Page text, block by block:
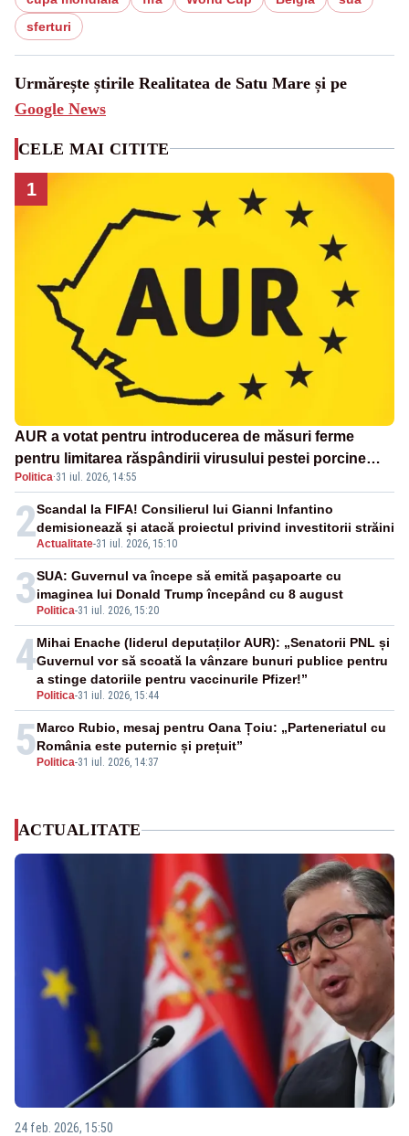
sferturi
Urmărește știrile Realitatea de Satu Mare și pe
Google News
CELE MAI CITITE
1
AUR a votat pentru introducerea de măsuri ferme
pentru limitarea răspândirii virusului pestei porcine
africane
Politica·31 iul. 2026, 14:55
2Actualitate-31 iul. 2026, 15:10
Scandal la FIFA! Consilierul lui Gianni Infantino
demisionează și atacă proiectul privind investitorii străini
3 Politica-31 iul. 2026, 15:20
SUA: Guvernul va începe să emită paşapoarte cu
imaginea lui Donald Trump începând cu 8 august
4
Politica-31 iul. 2026, 15:44
Mihai Enache (liderul deputaților AUR): „Senatorii PNL și
Guvernul vor să scoată la vânzare bunuri publice pentru
a stinge datoriile pentru vaccinurile Pfizer!”
5 Politica-31 iul. 2026, 14:37
Marco Rubio, mesaj pentru Oana Țoiu: „Parteneriatul cu
România este puternic și prețuit”
ACTUALITATE
24 feb. 2026, 15:50